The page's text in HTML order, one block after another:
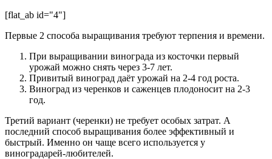
[flat_ab id="4"]
Первые 2 способа выращивания требуют терпения и времени.
При выращивании винограда из косточки первый
урожай можно снять через 3-7 лет.
Привитый виноград даёт урожай на 2-4 год роста.
Виноград из черенков и саженцев плодоносит на 2-3
год.
Третий вариант (черенки) не требует особых затрат. А
последний способ выращивания более эффективный и
быстрый. Именно он чаще всего используется у
виноградарей-любителей.